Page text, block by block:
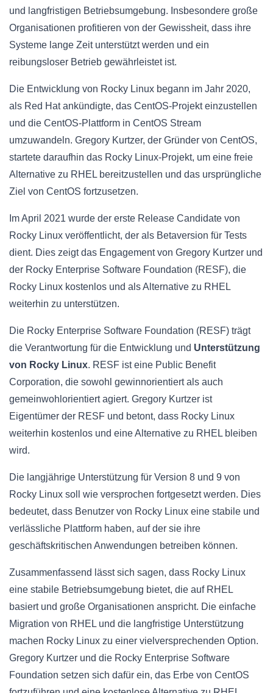
und langfristigen Betriebsumgebung. Insbesondere große
Organisationen profitieren von der Gewissheit, dass ihre
Systeme lange Zeit unterstützt werden und ein
reibungsloser Betrieb gewährleistet ist.
Die Entwicklung von Rocky Linux begann im Jahr 2020,
als Red Hat ankündigte, das CentOS-Projekt einzustellen
und die CentOS-Plattform in CentOS Stream
umzuwandeln. Gregory Kurtzer, der Gründer von CentOS,
startete daraufhin das Rocky Linux-Projekt, um eine freie
Alternative zu RHEL bereitzustellen und das ursprüngliche
Ziel von CentOS fortzusetzen.
Im April 2021 wurde der erste Release Candidate von
Rocky Linux veröffentlicht, der als Betaversion für Tests
dient. Dies zeigt das Engagement von Gregory Kurtzer und
der Rocky Enterprise Software Foundation (RESF), die
Rocky Linux kostenlos und als Alternative zu RHEL
weiterhin zu unterstützen.
Die Rocky Enterprise Software Foundation (RESF) trägt
die Verantwortung für die Entwicklung und Unterstützung
von Rocky Linux. RESF ist eine Public Benefit
Corporation, die sowohl gewinnorientiert als auch
gemeinwohlorientiert agiert. Gregory Kurtzer ist
Eigentümer der RESF und betont, dass Rocky Linux
weiterhin kostenlos und eine Alternative zu RHEL bleiben
wird.
Die langjährige Unterstützung für Version 8 und 9 von
Rocky Linux soll wie versprochen fortgesetzt werden. Dies
bedeutet, dass Benutzer von Rocky Linux eine stabile und
verlässliche Plattform haben, auf der sie ihre
geschäftskritischen Anwendungen betreiben können.
Zusammenfassend lässt sich sagen, dass Rocky Linux
eine stabile Betriebsumgebung bietet, die auf RHEL
basiert und große Organisationen anspricht. Die einfache
Migration von RHEL und die langfristige Unterstützung
machen Rocky Linux zu einer vielversprechenden Option.
Gregory Kurtzer und die Rocky Enterprise Software
Foundation setzen sich dafür ein, das Erbe von CentOS